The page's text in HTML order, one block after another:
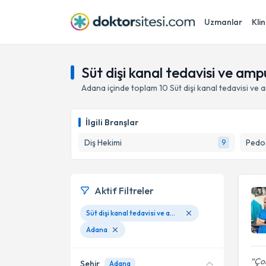
Uzmanlar
Süt dişi kanal tedavisi ve
Adana içinde toplam 10 Süt dişi kanal tedavisi ve
İlgili Branşlar
Diş Hekimi
9
Aktif Filtreler
Süt dişi kanal tedavisi ve amputasyonu
Adana
Şehir Adana